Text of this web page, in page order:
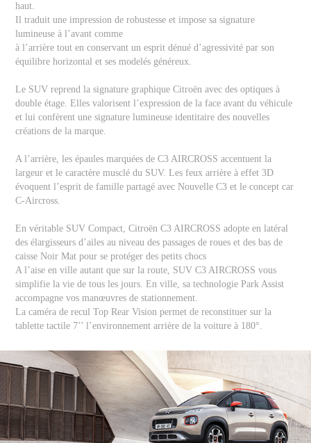
haut.
Il traduit une impression de robustesse et impose sa signature
lumineuse à l’avant comme
à l’arrière tout en conservant un esprit dénué d’agressivité par son
équilibre horizontal et ses modelés généreux.
Le SUV reprend la signature graphique Citroën avec des optiques à
double étage. Elles valorisent l’expression de la face avant du véhicule
et lui confèrent une signature lumineuse identitaire des nouvelles
créations de la marque.
A l’arrière, les épaules marquées de C3 AIRCROSS accentuent la
largeur et le caractère musclé du SUV. Les feux arrière à effet 3D
évoquent l’esprit de famille partagé avec Nouvelle C3 et le concept car
C-Aircross.
En véritable SUV Compact, Citroën C3 AIRCROSS adopte en latéral
des élargisseurs d’ailes au niveau des passages de roues et des bas de
caisse Noir Mat pour se protéger des petits chocs
A l’aise en ville autant que sur la route, SUV C3 AIRCROSS vous
simplifie la vie de tous les jours. En ville, sa technologie Park Assist
accompagne vos manœuvres de stationnement.
La caméra de recul Top Rear Vision permet de reconstituer sur la